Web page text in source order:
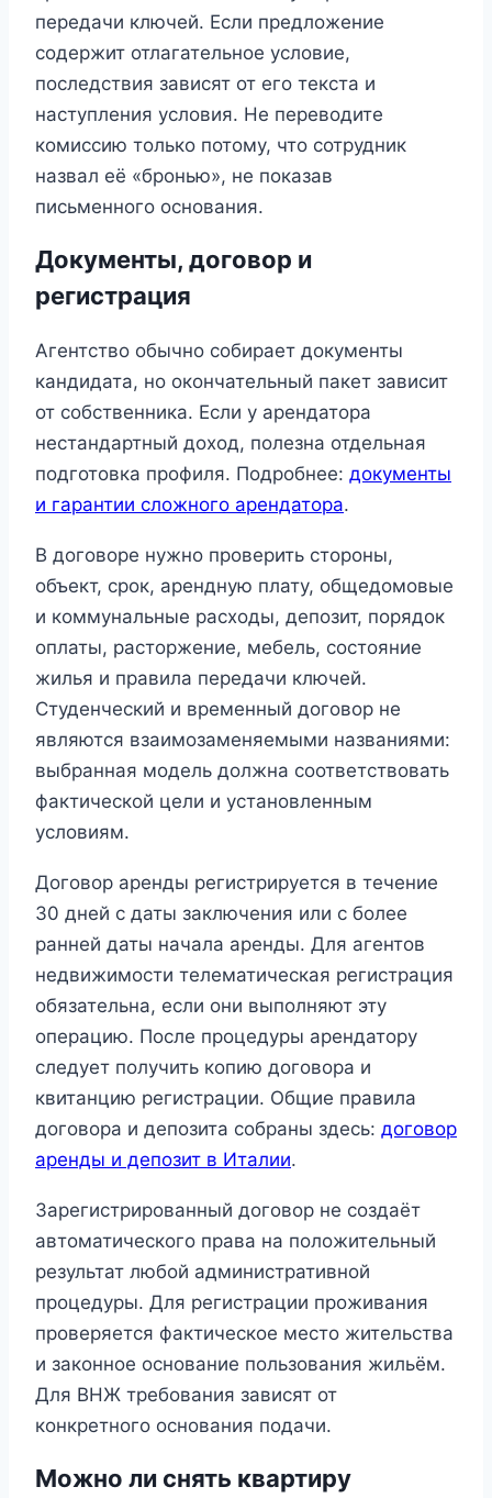
передачи ключей. Если предложение
содержит отлагательное условие,
последствия зависят от его текста и
наступления условия. Не переводите
комиссию только потому, что сотрудник
назвал её «бронью», не показав
письменного основания.
Документы, договор и
регистрация
Агентство обычно собирает документы
кандидата, но окончательный пакет зависит
от собственника. Если у арендатора
нестандартный доход, полезна отдельная
подготовка профиля. Подробнее: документы
и гарантии сложного арендатора.
В договоре нужно проверить стороны,
объект, срок, арендную плату, общедомовые
и коммунальные расходы, депозит, порядок
оплаты, расторжение, мебель, состояние
жилья и правила передачи ключей.
Студенческий и временный договор не
являются взаимозаменяемыми названиями:
выбранная модель должна соответствовать
фактической цели и установленным
условиям.
Договор аренды регистрируется в течение
30 дней с даты заключения или с более
ранней даты начала аренды. Для агентов
недвижимости телематическая регистрация
обязательна, если они выполняют эту
операцию. После процедуры арендатору
следует получить копию договора и
квитанцию регистрации. Общие правила
договора и депозита собраны здесь: договор
аренды и депозит в Италии.
Зарегистрированный договор не создаёт
автоматического права на положительный
результат любой административной
процедуры. Для регистрации проживания
проверяется фактическое место жительства
и законное основание пользования жильём.
Для ВНЖ требования зависят от
конкретного основания подачи.
Можно ли снять квартиру